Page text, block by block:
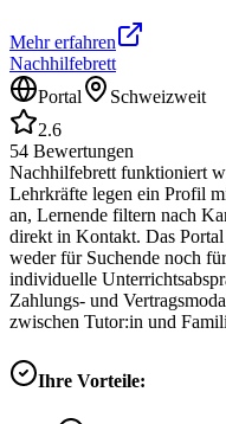
Mehr erfahren
Nachhilfebrett
Portal
Schweizweit
2.6
54 Bewertungen
Nachhilfebrett funktioniert
Lehrkräfte legen ein Profil
an, Lernende filtern nach
direkt in Kontakt. Das
weder für Suchende noch
individuelle
Zahlungs- und
zwischen Tutor:in und
Ihre Vorteile: